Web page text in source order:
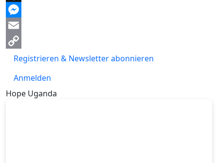
Threads
Messenger
Email
Copy
Registrieren & Newsletter abonnieren
Anmelden
Hope Uganda